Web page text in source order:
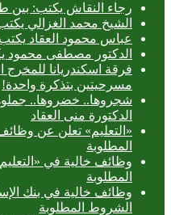
رجاء النقاش يكتب: بين
الشيخ محمد الغزالي
عباس محمود العقاد
الدكتور مصطفى محمود
فرقة اسكندريانا
مسرحيتين بتذكرة واحدة!
شجروها.. خضروها..
الدكتورة منى العقاد
«التعليم» تعلن عن
المطلوبة
وظائف خالية في
المطلوبة
وظائف خالية في بنك
الشروط المطلوبة